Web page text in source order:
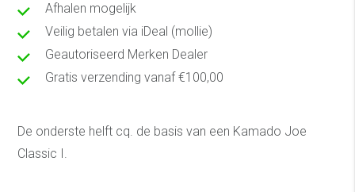
Afhalen mogelijk
Veilig betalen via iDeal (mollie)
Geautoriseerd Merken Dealer
Gratis verzending vanaf €100,00
De onderste helft cq. de basis van een Kamado Joe
Classic I.